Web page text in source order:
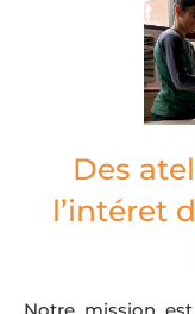
Des
l’intéret